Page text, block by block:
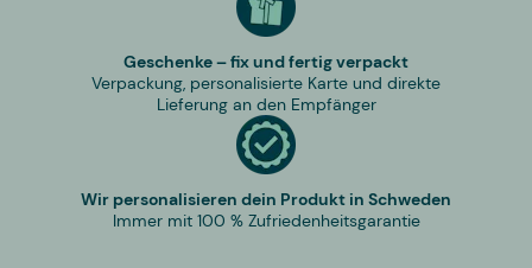
Geschenke – fix und fertig verpackt
Verpackung, personalisierte Karte und direkte
Lieferung an den Empfänger
Wir personalisieren dein Produkt in Schweden
Immer mit 100 % Zufriedenheitsgarantie